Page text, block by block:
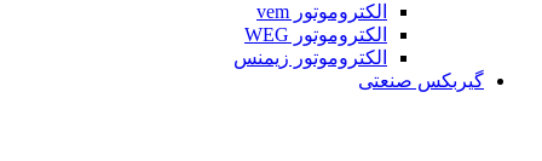
الکتروموتور vem
الکتروموتور WEG
الکتروموتور زیمنس
گیربکس صنعتی